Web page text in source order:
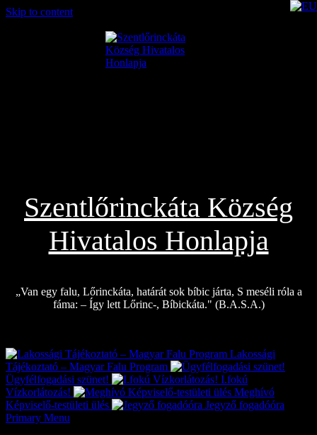
Skip to content
Szentlőrinckáta Község
Hivatalos Honlapja
„Van egy falu, Lőrinckáta, határát sok bíbic járta, S meséli róla a
fáma: – Így lett Lőrinc-, Bíbickáta." (B.A.S.A.)
Lakossági
Tájékoztató – Magyar Falu Program
Ügyfélfogadási szünet!
I.fokú
Vízkorlátozás!
Meghívó
Képviselő-testületi ülés
Jegyző fogadóóra
Primary Menu